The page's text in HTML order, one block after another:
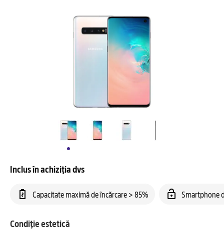
Inclus în achiziția dvs
Capacitate maximă de încărcare > 85% Smartphone
Condiție estetică